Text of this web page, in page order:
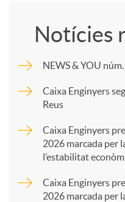
s
p
a
Notícies
NEWS & YOU
Caixa Enginyers
Reus
Caixa Enginyers
2026 marcada per
l’estabilitat
Caixa Enginyers
2026 marcada per